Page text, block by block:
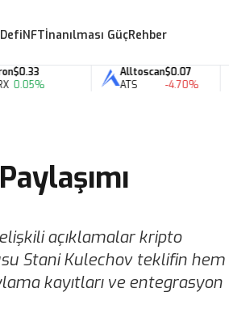
DefiNFTİnanılması GüçRehber
Alltoscan
ATS
$0.07
-4.70%
açıklamalar kripto
Stani Kulechov teklifin hem
kayıtları ve entegrasyon